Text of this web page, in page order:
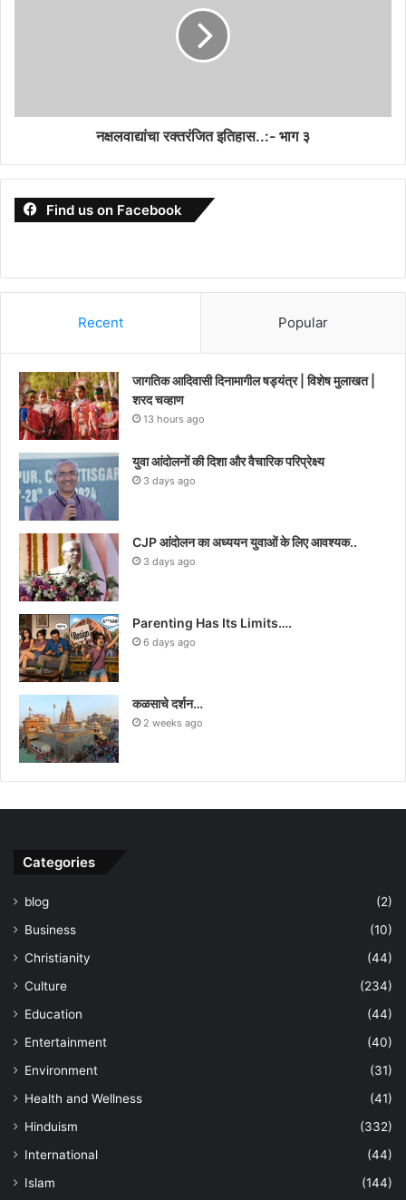
नक्षलवाद्यांचा रक्तरंजित इतिहास..:- भाग ३
Find us on Facebook
Recent Popular
जागतिक आदिवासी दिनामागील षड्यंत्र | विशेष मुलाखत |
शरद चव्हाण
13 hours ago
युवा आंदोलनों की दिशा और वैचारिक परिप्रेक्ष्य
3 days ago
CJP आंदोलन का अध्ययन युवाओं के लिए आवश्यक..
3 days ago
Parenting Has Its Limits….
6 days ago
कळसाचे दर्शन…
2 weeks ago
Categories
blog
(2)
Business
(10)
Christianity
(44)
Culture
(234)
Education
(44)
Entertainment
(40)
Environment
(31)
Health and Wellness
(41)
Hinduism
(332)
International
(44)
Islam
(144)